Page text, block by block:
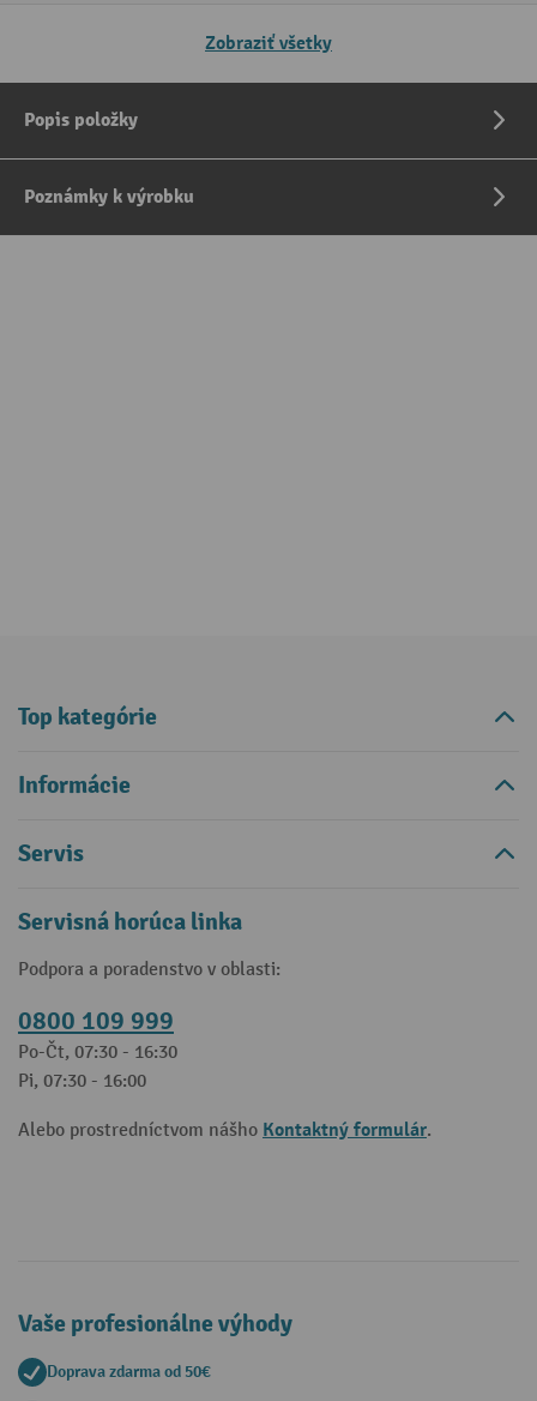
Zobraziť všetky
Popis položky
Poznámky k výrobku
Top kategórie
Informácie
Servis
Servisná horúca linka
Podpora a poradenstvo v oblasti:
0800 109 999
Po-Čt, 07:30 - 16:30
Pi, 07:30 - 16:00
Alebo prostredníctvom nášho Kontaktný formulár.
Vaše profesionálne výhody
Doprava zdarma od 50€